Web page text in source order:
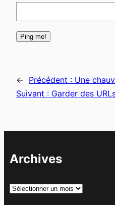
← Précédent : Une
Suivant : Garder des
Archives
A